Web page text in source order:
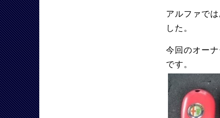
アルファで
した。
今回のオー
です。